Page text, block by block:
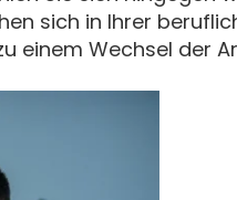
sich in Ihrer
einem Wechsel der